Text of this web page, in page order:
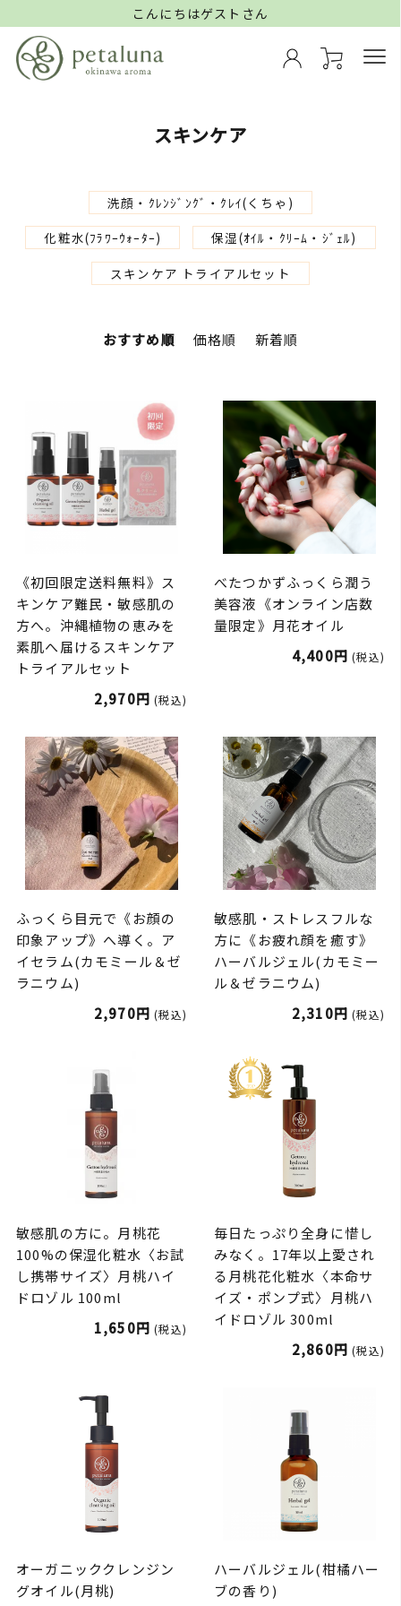
こんにちはゲストさん
スキンケア
洗顔・ｸﾚﾝｼﾞﾝｸﾞ・ｸﾚｲ(くちゃ)
化粧水(ﾌﾗﾜｰｳｫｰﾀｰ)
保湿(ｵｲﾙ・ｸﾘｰﾑ・ｼﾞｪﾙ)
スキンケア トライアルセット
おすすめ順 価格順 新着順
《初回限定送料無料》ス
キンケア難民・敏感肌の
方へ。沖縄植物の恵みを
素肌へ届けるスキンケア
トライアルセット
2,970円 (税込)
べたつかずふっくら潤う
美容液《オンライン店数
量限定》月花オイル
4,400円 (税込)
ふっくら目元で《お顔の
印象アップ》へ導く。ア
イセラム(カモミール＆ゼ
ラニウム)
2,970円 (税込)
敏感肌・ストレスフルな
方に《お疲れ顔を癒す》
ハーバルジェル(カモミー
ル＆ゼラニウム)
2,310円 (税込)
敏感肌の方に。月桃花
100%の保湿化粧水〈お試
し携帯サイズ〉月桃ハイ
ドロゾル 100ml
1,650円 (税込)
毎日たっぷり全身に惜し
みなく。17年以上愛され
る月桃花化粧水〈本命サ
イズ・ポンプ式〉月桃ハ
イドロゾル 300ml
2,860円 (税込)
オーガニッククレンジン
グオイル(月桃)
ハーバルジェル(柑橘ハー
ブの香り)